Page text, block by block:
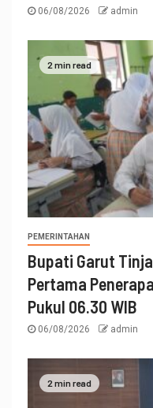
06/08/2026 admin
2 min read
PEMERINTAHAN
Bupati Garut
Pertama
Pukul 06.30 WIB
06/08/2026 admin
2 min read